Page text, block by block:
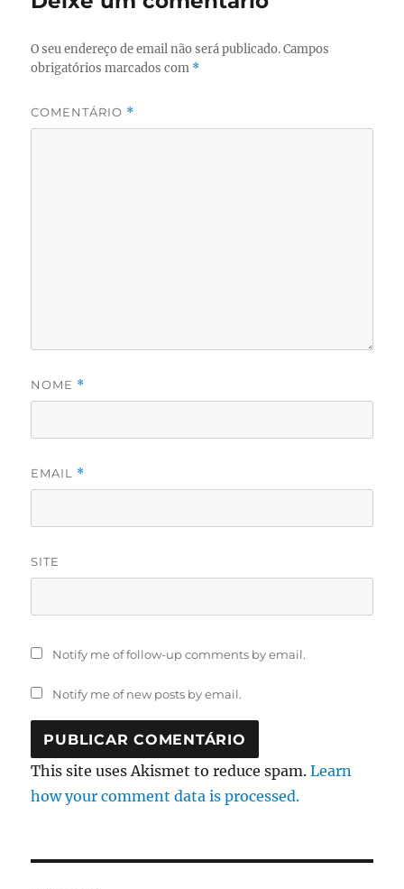
O seu endereço de email não será publicado. Campos
obrigatórios marcados com *
COMENTÁRIO *
NOME *
EMAIL *
SITE
Notify me of follow-up comments by email.
Notify me of new posts by email.
This site uses Akismet to reduce spam.Learn
how your comment data is processed.